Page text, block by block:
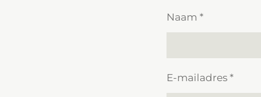
Naam *
E-mailadres *